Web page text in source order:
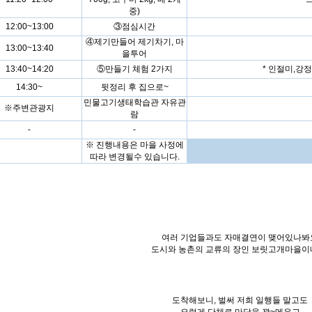
중)
12:00~13:00 ③점심시간
13:00~13:40
④제기만들어 제기차기, 마
을투어
13:40~14:20
⑤만들기 체험 2가지
* 인절미,강
14:30~
뒷정리 후 집으로~
※주변관광지
민물고기생태학습관 자유관
람
-
-
※ 진행내용은 마을 사정에
따라 변경될수 있습니다.
여러 기업들과도 자매결연이 맺어있나봐
도시와 농촌의 교류의 장인 보릿고개마을이
도착해보니, 벌써 저희 일행들 말고도